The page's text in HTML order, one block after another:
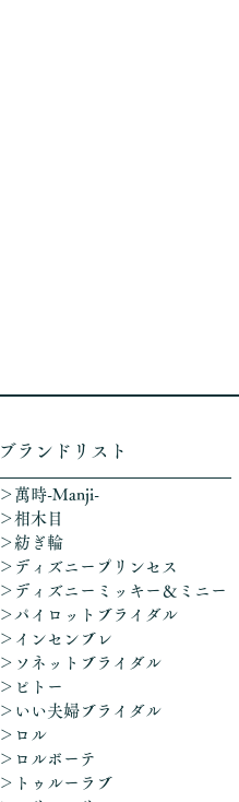
​ブランドリスト
＞萬時-Manji-
＞相木目
＞紡ぎ輪
＞ディズニープリンセス
​＞ディズニーミッキー＆ミニー
＞パイロットブライダル
＞インセンブレ
＞ソネットブライダル
＞ピトー
＞いい夫婦ブライダル
＞ロル
＞ロルボーテ
＞トゥルーラブ